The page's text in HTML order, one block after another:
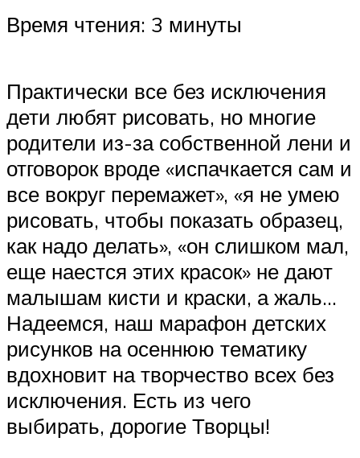
Время чтения: 3 минуты
Практически все без исключения
дети любят рисовать, но многие
родители из-за собственной лени и
отговорок вроде «испачкается сам и
все вокруг перемажет», «я не умею
рисовать, чтобы показать образец,
как надо делать», «он слишком мал,
еще наестся этих красок» не дают
малышам кисти и краски, а жаль…
Надеемся, наш марафон детских
рисунков на осеннюю тематику
вдохновит на творчество всех без
исключения. Есть из чего
выбирать, дорогие Творцы!